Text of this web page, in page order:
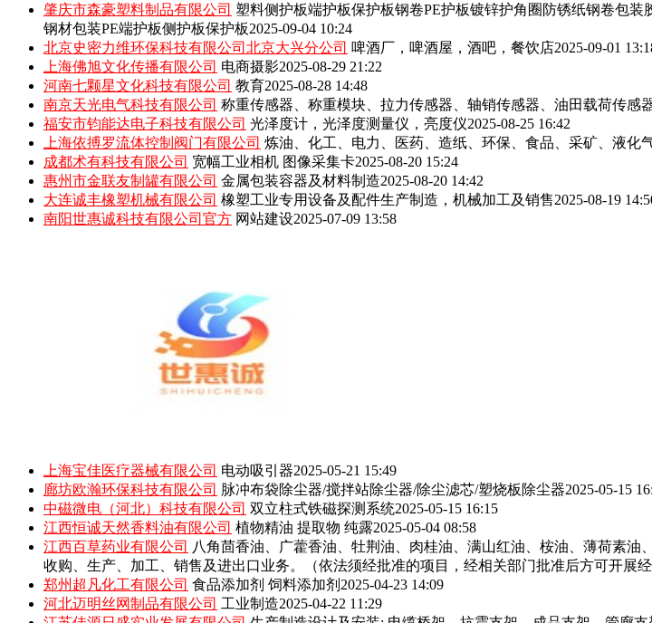
肇庆市森豪塑料制品有限公司 塑料侧护板端护板保护板钢卷PE护板镀锌护角圈防锈纸钢卷包
钢材包装PE端护板侧护板保护板2025-09-04 10:24
北京史密力维环保科技有限公司北京大兴分公司 啤酒厂，啤酒屋，酒吧，餐饮店2025-09-01
上海佛旭文化传播有限公司 电商摄影2025-08-29 21:22
河南七颗星文化科技有限公司 教育2025-08-28 14:48
南京天光电气科技有限公司 称重传感器、称重模块、拉力传感器、轴销传感器、油田载荷传
福安市钧能达电子科技有限公司 光泽度计，光泽度测量仪，亮度仪2025-08-25 16:42
上海依搏罗流体控制阀门有限公司 炼油、化工、电力、医药、造纸、环保、食品、采矿、液化
成都术有科技有限公司 宽幅工业相机 图像采集卡2025-08-20 15:24
惠州市金联友制罐有限公司 金属包装容器及材料制造2025-08-20 14:42
大连诚丰橡塑机械有限公司 橡塑工业专用设备及配件生产制造，机械加工及销售2025-08-19
南阳世惠诚科技有限公司官方 网站建设2025-07-09 13:58
上海宝佳医疗器械有限公司 电动吸引器2025-05-21 15:49
廊坊欧瀚环保科技有限公司 脉冲布袋除尘器/搅拌站除尘器/除尘滤芯/塑烧板除尘器2025-05-15
中磁微电（河北）科技有限公司 双立柱式铁磁探测系统2025-05-15 16:15
江西恒诚天然香料油有限公司 植物精油 提取物 纯露2025-05-04 08:58
江西百草药业有限公司
八角茴香油、广藿香油、牡荆油、肉桂油、满山红油、桉油、薄荷素
收购、生产、加工、销售及进出口业务。（依法须经批准的项目，经相关部门批准后方可开展经
郑州超凡化工有限公司 食品添加剂 饲料添加剂 2025-04-23 14:09
河北迈明丝网制品有限公司 工业制造2025-04-22 11:29